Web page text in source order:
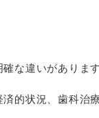
な違いがあります
的状況、歯科